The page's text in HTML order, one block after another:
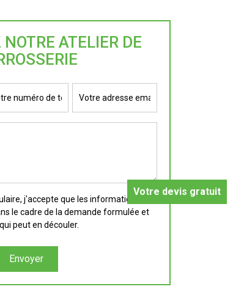
ATELIER DE
j'accepte que les informations
le cadre de la demande formulée et
peut en découler.
Votre devis gratuit